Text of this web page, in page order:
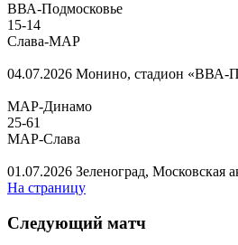
ВВА-Подмосковье
15-14
Слава-МАР
04.07.2026 Монино, стадион «ВВА-
МАР-Динамо
25-61
МАР-Слава
01.07.2026 Зеленоград, Московская
На страницу
Следующий матч